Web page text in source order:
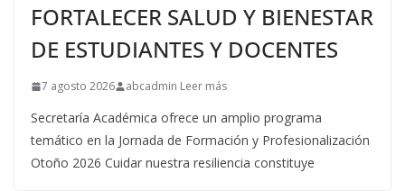
FORTALECER SALUD Y BIENESTAR
DE ESTUDIANTES Y DOCENTES
7 agosto 2026 abcadmin Leer más
Secretaría Académica ofrece un amplio programa
temático en la Jornada de Formación y Profesionalización
Otoño 2026 Cuidar nuestra resiliencia constituye